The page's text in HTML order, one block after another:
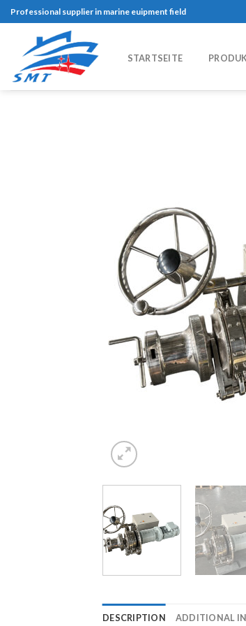
Skip
to
content
Professional supplier in marine euipment field
STARTSEITE
DESCRIPTION ADDITIONAL